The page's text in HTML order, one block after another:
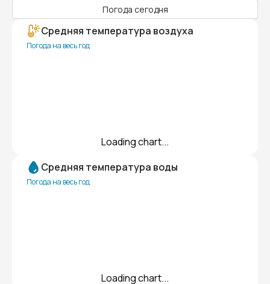
Погода сегодня
Средняя температура воздуха
Погода на весь год
Loading chart...
Средняя температура воды
Погода на весь год
Loading chart...